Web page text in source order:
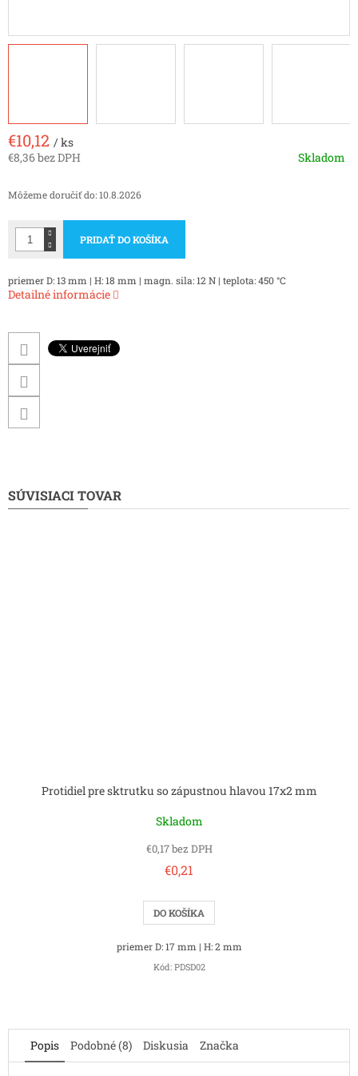
€10,12 / ks
€8,36 bez DPH
cena:
Skladom
Môžeme doručiť do:10.8.2026
PRIDAŤ DO KOŠÍKA
priemer D: 13 mm | H: 18 mm | magn. sila: 12 N | teplota: 450 °C
Detailné informácie
SÚVISIACI TOVAR
Protidiel pre sktrutku so zápustnou hlavou 17x2 mm
Skladom
€0,17 bez DPH
€0,21
DO KOŠÍKA
priemer D: 17 mm | H: 2 mm
Kód: PDSD02
Popis Podobné (8) Diskusia Značka